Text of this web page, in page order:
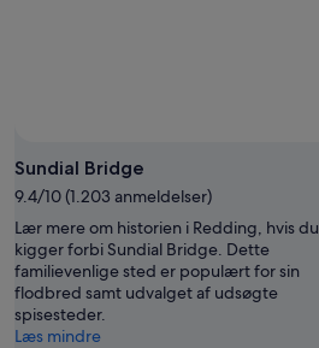
Sundial Bridge
9.4/10 (1.203 anmeldelser)
Lær mere om historien i Redding, hvis du
kigger forbi Sundial Bridge. Dette
familievenlige sted er populært for sin
flodbred samt udvalget af udsøgte
spisesteder.
Læs mindre